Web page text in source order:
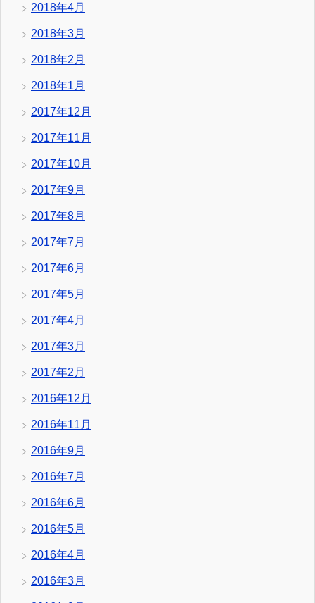
2018年4月
2018年3月
2018年2月
2018年1月
2017年12月
2017年11月
2017年10月
2017年9月
2017年8月
2017年7月
2017年6月
2017年5月
2017年4月
2017年3月
2017年2月
2016年12月
2016年11月
2016年9月
2016年7月
2016年6月
2016年5月
2016年4月
2016年3月